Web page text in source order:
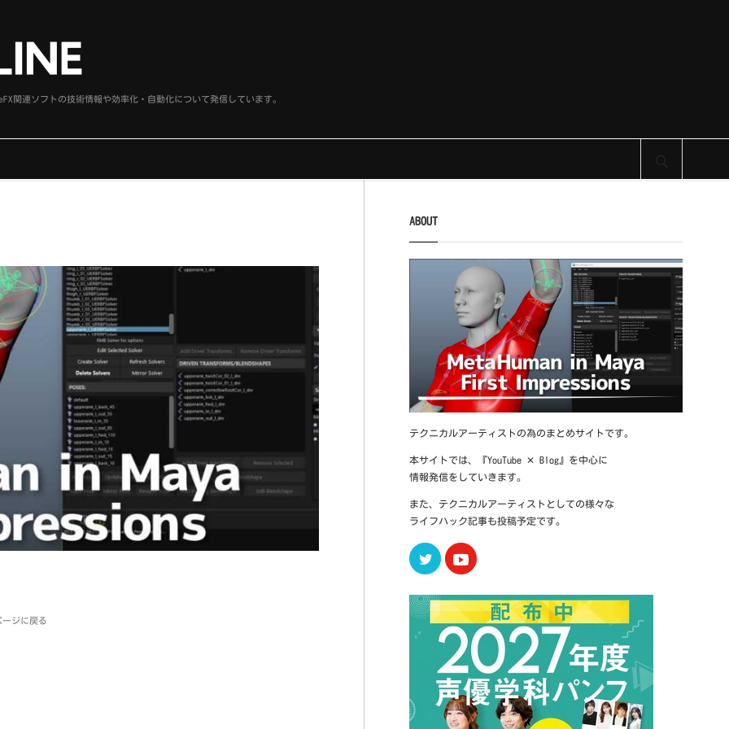
関連ソフトの技術情報や効率化・自動化について発信しています。
ジに戻る
ABOUT
テクニカルアーティストの為のまとめサイトです。
本サイトでは、『YouTube ✕ Blog』を中心に
情報発信をしていきます。
また、テクニカルアーティストとしての様々な
ライフハック記事も投稿予定です。
Twitter